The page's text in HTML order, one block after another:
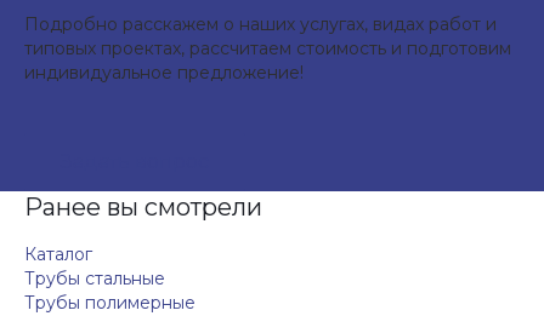
Подробно расскажем о наших услугах, видах работ и
типовых проектах, рассчитаем стоимость и подготовим
индивидуальное предложение!
Ранее вы смотрели
Каталог
Трубы стальные
Трубы полимерные